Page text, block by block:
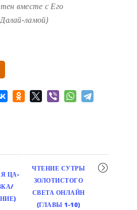
вместе с Его
ламой)
ЦА-
ЧТЕНИЕ СУТРЫ
ЗОЛОТИСТОГО
СВЕТА ОНЛАЙН
(ГЛАВЫ 1-10)